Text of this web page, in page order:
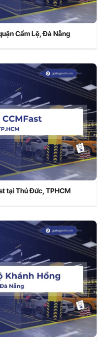
Cẩm Lệ, Đà Nẵng
tại Thủ Đức, TPHCM